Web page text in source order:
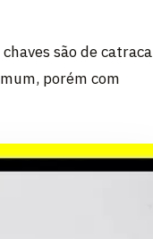
são de catraca
porém com